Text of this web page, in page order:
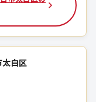
太白区